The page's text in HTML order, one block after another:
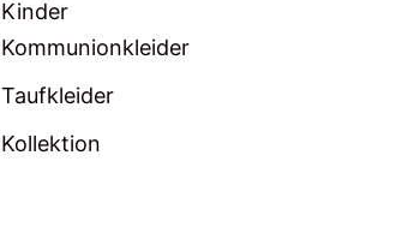
Kinder
Kommunionkleider
Taufkleider
Kollektion